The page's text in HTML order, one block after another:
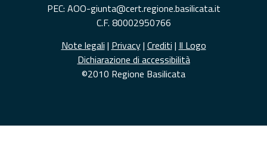
PEC: AOO-giunta@cert.regione.basilicata.it
C.F. 80002950766
Note legali | Privacy| Crediti | Il Logo
Dichiarazione di accessibilità
©2010 Regione Basilicata